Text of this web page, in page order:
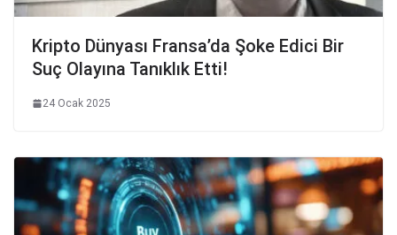
Kripto Dünyası Fransa’da Şoke Edici Bir
Suç Olayına Tanıklık Etti!
24 Ocak 2025